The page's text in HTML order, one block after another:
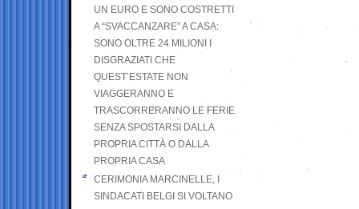
UN EURO E SONO COSTRETTI
A “SVACCANZARE” A CASA:
SONO OLTRE 24 MILIONI I
DISGRAZIATI CHE
QUEST’ESTATE NON
VIAGGERANNO E
TRASCORRERANNO LE FERIE
SENZA SPOSTARSI DALLA
PROPRIA CITTÀ O DALLA
PROPRIA CASA
CERIMONIA MARCINELLE, I
SINDACATI BELGI SI VOLTANO